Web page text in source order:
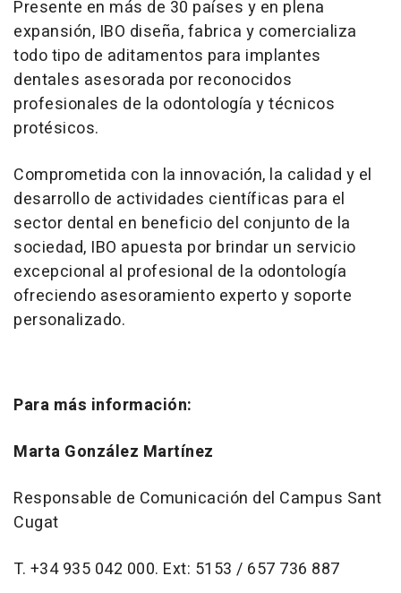
Presente en más de 30 países y en plena
expansión, IBO diseña, fabrica y comercializa
todo tipo de aditamentos para implantes
dentales asesorada por reconocidos
profesionales de la odontología y técnicos
protésicos.
Comprometida con la innovación, la calidad y el
desarrollo de actividades científicas para el
sector dental en beneficio del conjunto de la
sociedad, IBO apuesta por brindar un servicio
excepcional al profesional de la odontología
ofreciendo asesoramiento experto y soporte
personalizado.
Para más información:
Marta González Martínez
Responsable de Comunicación del Campus Sant
Cugat
T. +34 935 042 000. Ext: 5153 / 657 736 887